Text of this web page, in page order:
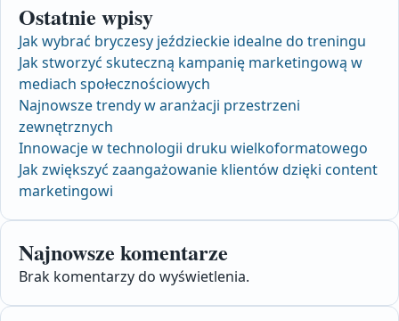
Ostatnie wpisy
Jak wybrać bryczesy jeździeckie idealne do treningu
Jak stworzyć skuteczną kampanię marketingową w
mediach społecznościowych
Najnowsze trendy w aranżacji przestrzeni
zewnętrznych
Innowacje w technologii druku wielkoformatowego
Jak zwiększyć zaangażowanie klientów dzięki content
marketingowi
Najnowsze komentarze
Brak komentarzy do wyświetlenia.